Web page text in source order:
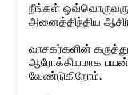
நீங்கள்
அனைத்திந்திய
வாசகர்களின்
ஆரோக்கியமாக
வேண்டுகிறோம்.